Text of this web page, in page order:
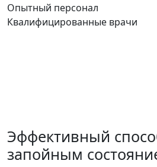
Опытный персонал
Квалифицированные врачи
Эффективный
запойным